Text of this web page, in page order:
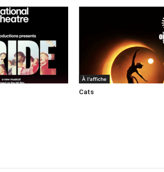
À l'affiche
Cats